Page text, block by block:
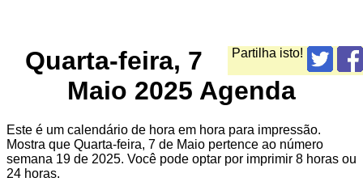
Partilha isto!
Quarta-feira, 7
Maio 2025 Agenda
Este é um calendário de hora em hora para impressão.
Mostra que Quarta-feira, 7 de Maio pertence ao número
semana 19 de 2025. Você pode optar por imprimir 8 horas ou
24 horas.